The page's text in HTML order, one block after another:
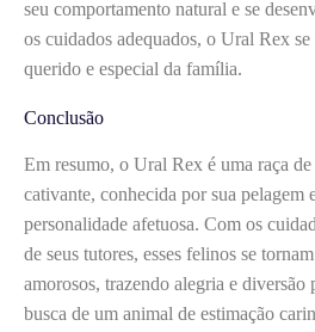
seu comportamento natural e se
os cuidados adequados, o Ural Rex
querido e especial da família.
Conclusão
Em resumo, o Ural Rex é uma raça
cativante, conhecida por sua pelagem
personalidade afetuosa. Com os
de seus tutores, esses felinos se
amorosos, trazendo alegria e diversão
busca de um animal de estimação